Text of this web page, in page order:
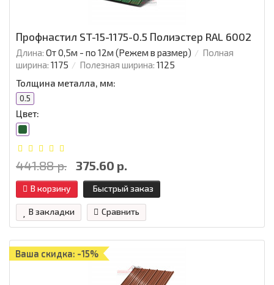
Профнастил ST-15-1175-0.5 Полиэстер RAL 6002
Длина: От 0,5м - по 12м (Режем в размер)
Полная
ширина: 1175 Полезная ширина: 1125
Толщина металла, мм:
0.5
Цвет:
441.88 р. 375.60 р.
В корзину Быстрый заказ
В закладки Сравнить
Ваша скидка: -15%